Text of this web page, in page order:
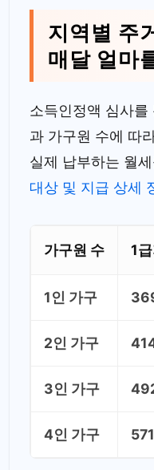
지역별 주
매달 얼마
소득인정액 심사
과 가구원 수에 따
실제 납부하는 월
대상 및 지급 상세
가구원 수 1
1인 가구
2인 가구
3인 가구
4인 가구